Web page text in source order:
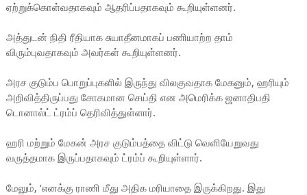
ஏற்றுக்கொள்வதாகவும் ஆதரிப்பதாகவும் கூறியுள்ளனர்.
அத்துடன் நிதி ரீதியாக சுயாதீனமாகப் பணியாற்ற தாம்
விரும்புவதாகவும் அவர்கள் கூறியுள்ளனர்.
அரச குடும்ப பொறுப்புகளில் இருந்து விலகுவதாக மேகனும், ஹரியும்
அறிவித்திருப்பது சோகமான செய்தி என அமெரிக்க ஜனாதிபதி
டொனால்ட் ட்ரம்ப் தெரிவித்துள்ளார்.
ஹரி மற்றும் மேகன் அரச குடும்பத்தை விட்டு வெளியேறுவது
வருத்தமாக இருப்பதாகவும் ட்ரம்ப் கூறியுள்ளார்.
மேலும், ‘எனக்கு ராணி மீது அதிக மரியாதை இருக்கிறது. இது